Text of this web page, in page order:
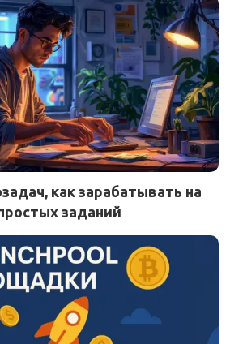
как зарабатывать на
заданий